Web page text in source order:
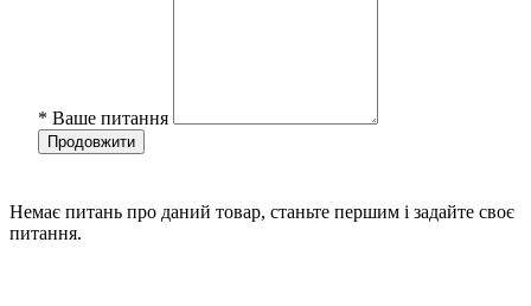
* Ваше питання
Продовжити
Немає питань про даний товар, станьте першим і задайте своє
питання.